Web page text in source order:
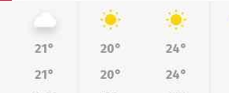
21° 20° 24°
21° 20° 24°